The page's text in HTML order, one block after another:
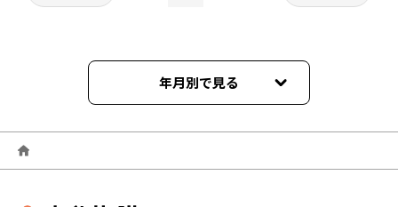
年月別で見る
2024年02月
2024年01月